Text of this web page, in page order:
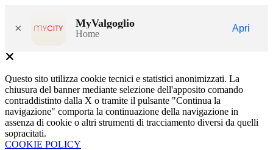
× MyValgoglio
Home
Apri
Questo sito utilizza cookie tecnici e statistici anonimizzati. La
chiusura del banner mediante selezione dell'apposito comando
contraddistinto dalla X o tramite il pulsante "Continua la
navigazione" comporta la continuazione della navigazione in
assenza di cookie o altri strumenti di tracciamento diversi da quelli
sopracitati.
COOKIE POLICY